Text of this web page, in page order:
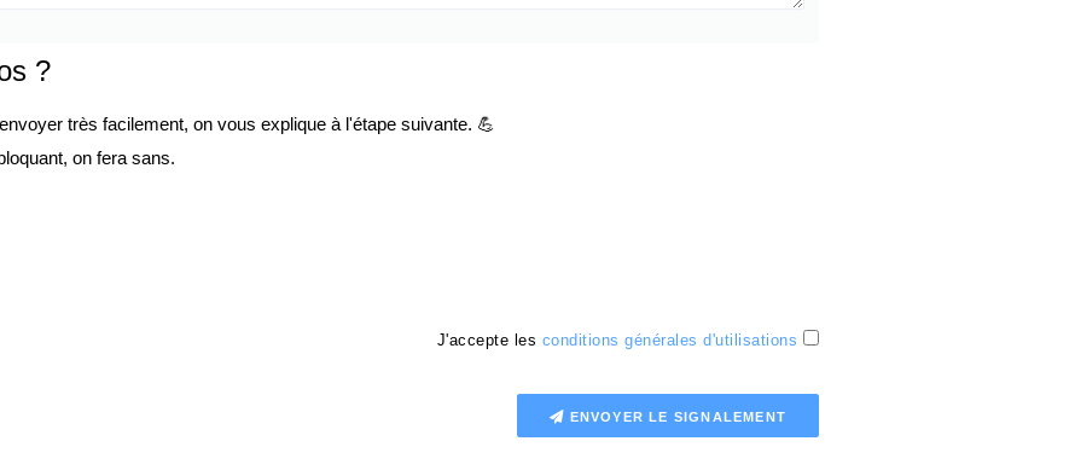
?
très facilement, on vous explique à l'étape suivante. 💪
on fera sans.
J'accepte les conditions générales d'utilisations
ENVOYER LE SIGNALEMENT